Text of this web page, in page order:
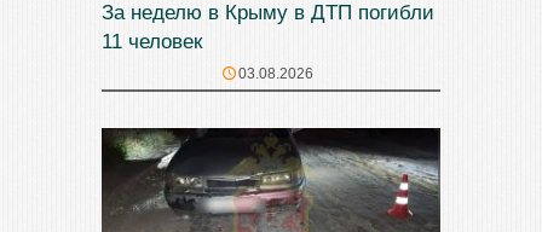
За неделю в Крыму в ДТП погибли
11 человек
03.08.2026